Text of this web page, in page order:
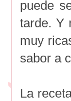
puede
tarde. Y
muy
sabor a
La